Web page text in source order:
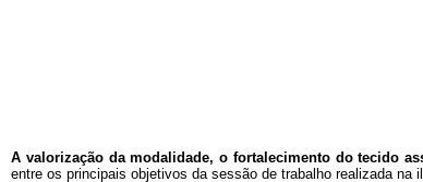
A valorização da modalidade, o fortalecimento do tecido
entre os principais objetivos da sessão de trabalho realizada na